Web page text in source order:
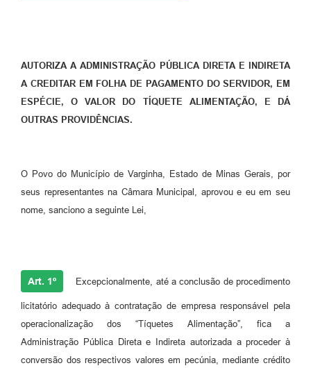
AUTORIZA A ADMINISTRAÇÃO PÚBLICA DIRETA E INDIRETA
A CREDITAR EM FOLHA DE PAGAMENTO DO SERVIDOR, EM
ESPÉCIE, O VALOR DO TÍQUETE ALIMENTAÇÃO, E DÁ
OUTRAS PROVIDÊNCIAS.
O Povo do Município de Varginha, Estado de Minas Gerais, por
seus representantes na Câmara Municipal, aprovou e eu em seu
nome, sanciono a seguinte Lei,
Art. 1º Excepcionalmente, até a conclusão de procedimento
licitatório adequado à contratação de empresa responsável pela
operacionalização dos “Tíquetes Alimentação”, fica a
Administração Pública Direta e Indireta autorizada a proceder à
conversão dos respectivos valores em pecúnia, mediante crédito